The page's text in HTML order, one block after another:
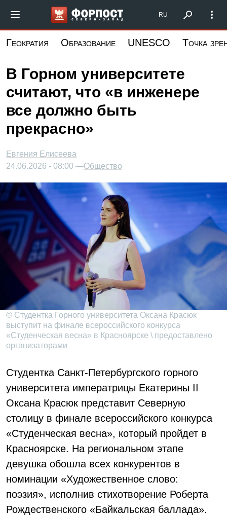
основному
Форпост Северо-Запад
RU
Геократия Образование UNESCO Точка
В Горном университете
считают, что «в инженере
все должно быть
прекрасно»
Евгения Елисеева
24.06.2026 - 08:00 —Общество
© Студентка Горного университета Оксана Красюк
выступит на финале всероссийского конкурса
«Студенческая весна» в Красноярске \ предоставлено
организаторами
Студентка Санкт-Петербургского горного
университета императрицы Екатерины II
Оксана Красюк представит Северную
столицу в финале всероссийского конкурса
«Студенческая весна», который пройдет в
Красноярске. На региональном этапе
девушка обошла всех конкурентов в
номинации «Художественное слово:
поэзия», исполнив стихотворение Роберта
Рождественского «Байкальская баллада».